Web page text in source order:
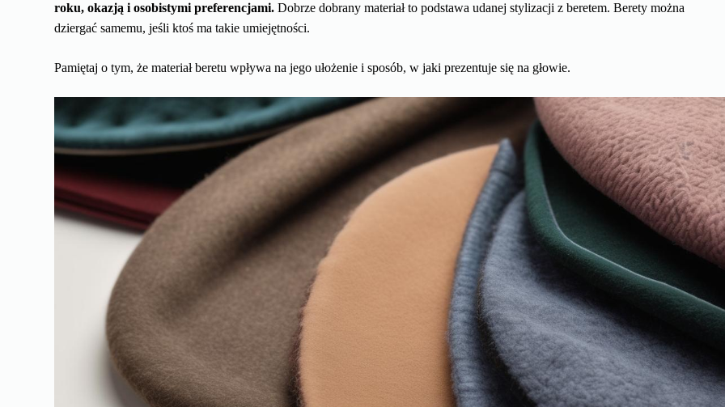
roku, okazją i osobistymi preferencjami. Dobrze dobrany materiał to podstawa udanej stylizacji z beretem. Berety można
dziergać samemu, jeśli ktoś ma takie umiejętności.
Pamiętaj o tym, że materiał beretu wpływa na jego ułożenie i sposób, w jaki prezentuje się na głowie.